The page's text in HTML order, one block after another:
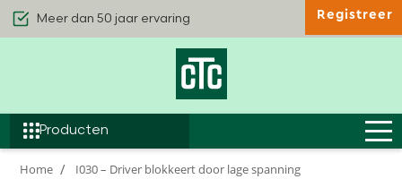
Kwaliteit & Comfort
Efficiëntie
Producten
Registreer
Home I030 – Driver blokkeert door lage spanning